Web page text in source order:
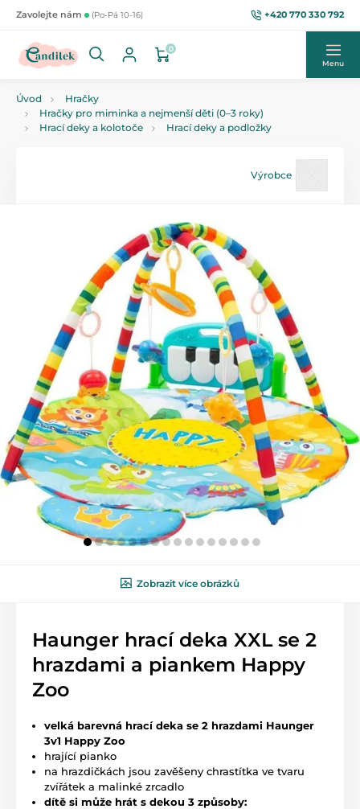
Zavolejte nám (Po-Pá 10-16) +420 770 330 792
0
Menu
Úvod
Hračky
Hračky pro miminka a nejmenší děti (0–3 roky)
Hrací deky a kolotoče
Hrací deky a podložky
Výrobce
Zobrazit více obrázků
Haunger hrací deka XXL se 2
hrazdami a piankem Happy
Zoo
velká barevná hrací deka se 2 hrazdami Haunger
3v1 Happy Zoo
hrající pianko
na hrazdičkách jsou zavěšeny chrastítka ve tvaru
zvířátek a malinké zrcadlo
dítě si může hrát s dekou 3 způsoby: